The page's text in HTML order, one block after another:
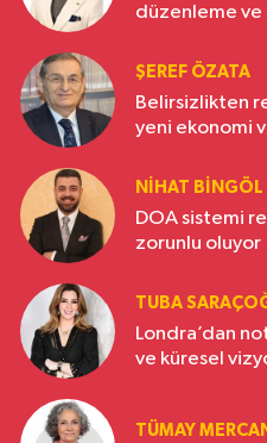
düzenleme ve
ŞEREF ÖZATA
Belirsizlikten
yeni ekonomi
NIHAT BINGÖL
DOA sistemi
zorunlu oluyor
TUBA
Londra’dan
ve küresel
TÜMAY